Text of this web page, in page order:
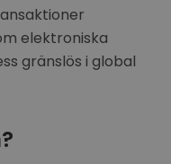
elektroniska
gränslös i global